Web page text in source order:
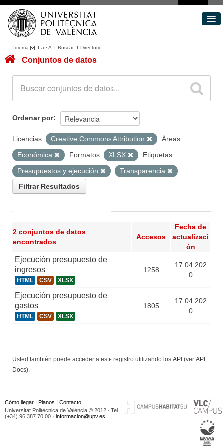
Idioma I a ·A I BuscarI Directorio
Conjuntos de datos
Acerca de
Portal de Transparencia
Conjuntos de datos
Ordenar por
Licencias: Creative Commons Attribution
Áreas:
Económica
Formatos: XLSX
Etiquetas:
Presupuestos y ejecución
Transparencia
Filtrar Resultados
2 conjuntos de datos
encontrados
Accesos
Fecha de
actualizaci
ón
Ejecución presupuesto de
ingresos
HTML CSV XLSX
1258
17.04.202
0
Ejecución presupuesto de
gastos
HTML CSV XLSX
1805
17.04.202
0
Usted también puede acceder a este registro utilizando los API (ver API
Docs).
Cómo llegar I Planos I Contacto
Universitat Politècnica de València © 2012 · Tel.
(+34) 96 387 70 00 · informacion@upv.es